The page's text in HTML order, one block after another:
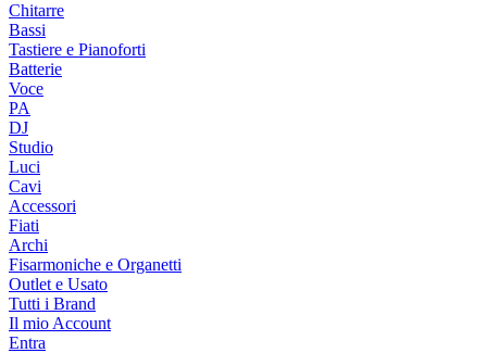
Chitarre
Bassi
Tastiere e Pianoforti
Batterie
Voce
PA
DJ
Studio
Luci
Cavi
Accessori
Fiati
Archi
Fisarmoniche e Organetti
Outlet e Usato
Tutti i Brand
Il mio Account
Entra